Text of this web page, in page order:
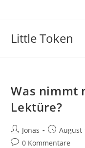
Little Token
Was nimmt
Lektüre?
Jonas August
0 Kommentare